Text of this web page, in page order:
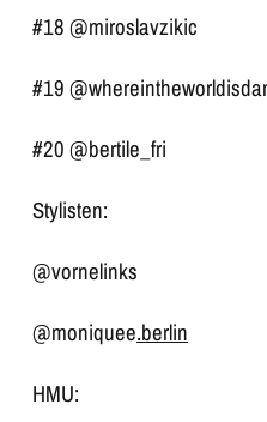
#18 @miroslavzikic
#19
#20 @bertile_fri
Stylisten:
@vornelinks
@moniquee.berlin
HMU: